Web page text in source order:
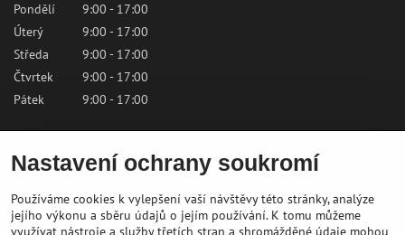
Pondělí
9:00 - 17:00
Úterý
9:00 - 17:00
Středa
9:00 - 17:00
Čtvrtek
9:00 - 17:00
Pátek
9:00 - 17:00
Neděle
Zavřeno
Kontaktujte nás
Nastavení ochrany soukromí
Používáme cookies k vylepšení vaší návštěvy této stránky, analýze
jejího výkonu a sběru údajů o jejím používání. K tomu můžeme
využívat nástroje a služby třetích stran a shromážděné údaje mohou